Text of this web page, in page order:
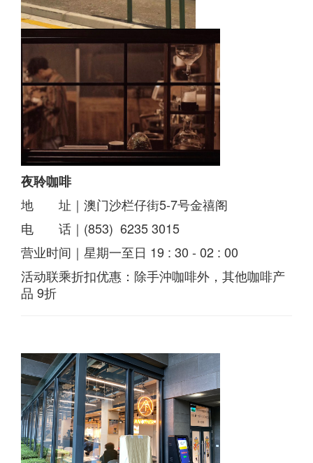
夜聆咖啡
地 址｜澳门沙栏仔街5-7号金禧阁
电 话｜(853) 6235 3015
营业时间｜星期一至日 19 : 30 - 02 : 00
活动联乘折扣优惠：除手沖咖啡外，其他咖啡产
品 9折